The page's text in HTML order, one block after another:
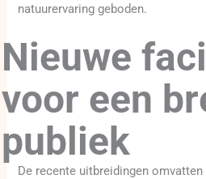
natuurervaring geboden.
Nieuwe
voor een
publiek
De recente uitbreidingen